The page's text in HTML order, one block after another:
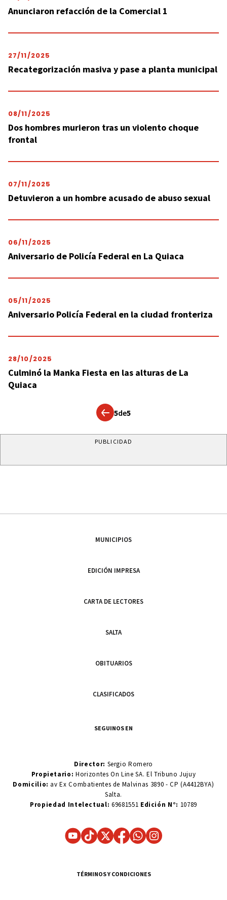
Anunciaron refacción de la Comercial 1
27/11/2025
Recategorización masiva y pase a planta municipal
08/11/2025
Dos hombres murieron tras un violento choque
frontal
07/11/2025
Detuvieron a un hombre acusado de abuso sexual
06/11/2025
Aniversario de Policía Federal en La Quiaca
05/11/2025
Aniversario Policía Federal en la ciudad fronteriza
28/10/2025
Culminó la Manka Fiesta en las alturas de La
Quiaca
5de5
PUBLICIDAD
MUNICIPIOS
EDICIÓN IMPRESA
CARTA DE LECTORES
SALTA
OBITUARIOS
CLASIFICADOS
SEGUINOS EN
Director: Sergio Romero
Propietario:Horizontes On Line SA. El Tribuno Jujuy
Domicilio: av Ex Combatientes de Malvinas 3890 - CP (A4412BYA)
Salta.
Propiedad Intelectual: 69681551 Edición N°: 10789
TÉRMINOS Y CONDICIONES